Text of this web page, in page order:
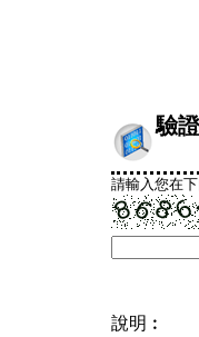
驗
請輸入您在
說明︰